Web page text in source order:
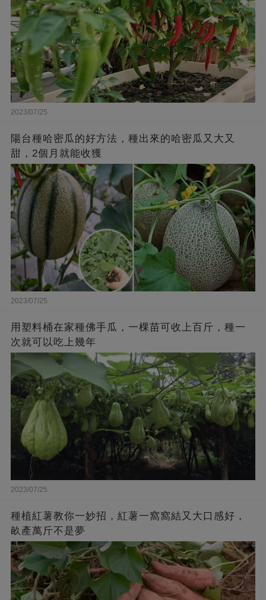
2023/07/25
陽台種哈密瓜的好方法，種出來的哈密瓜又大又
甜，2個月就能收獲
2023/07/25
用塑料桶在家種佛手瓜，一棵苗可收上百斤，種一
次就可以吃上幾年
2023/07/25
種植紅薯教你一妙招，紅薯一窩窩結又大口感好，
畝產萬斤不是夢